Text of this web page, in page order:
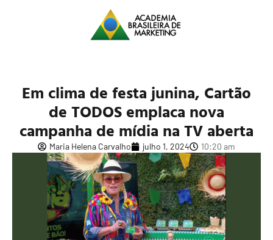
Em clima de festa junina, Cartão
de TODOS emplaca nova
campanha de mídia na TV aberta
Maria Helena Carvalho julho 1, 2024 10:20 am